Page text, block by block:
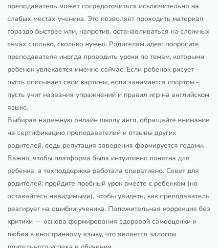
преподаватель может сосредоточиться исключительно на
слабых местах ученика. Это позволяет проходить материал
гораздо быстрее или, напротив, останавливаться на сложных
темах столько, сколько нужно. Родителям идея: попросите
преподавателя иногда проводить уроки по темам, которыми
ребенок увлекается именно сейчас. Если ребенок рисует –
пусть описывает свои картины, если занимается спортом –
пусть учит названия упражнений и правил игр на английском
языке.
Выбирая надежную онлайн школу англ, обращайте внимание
на сертификацию преподавателей и отзывы других
родителей, ведь репутация заведения формируется годами.
Важно, чтобы платформа была интуитивно понятна для
ребенка, а техподдержка работала оперативно. Совет для
родителей: пройдите пробный урок вместе с ребенком (но
оставайтесь невидимыми), чтобы увидеть, как преподаватель
реагирует на ошибки ученика. Положительная коррекция без
критики — основа формирования здоровой самооценки и
любви к иностранному языку, что является залогом